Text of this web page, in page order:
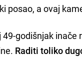
posao, a ovaj
49-godišnjak
Raditi toliko